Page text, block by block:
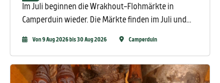
Im Juli beginnen die Wrakhout-Flohmärkte in
Camperduin wieder. Die Märkte finden im Juli und
Von 9 Aug 2026 bis 30 Aug 2026 Camperduin